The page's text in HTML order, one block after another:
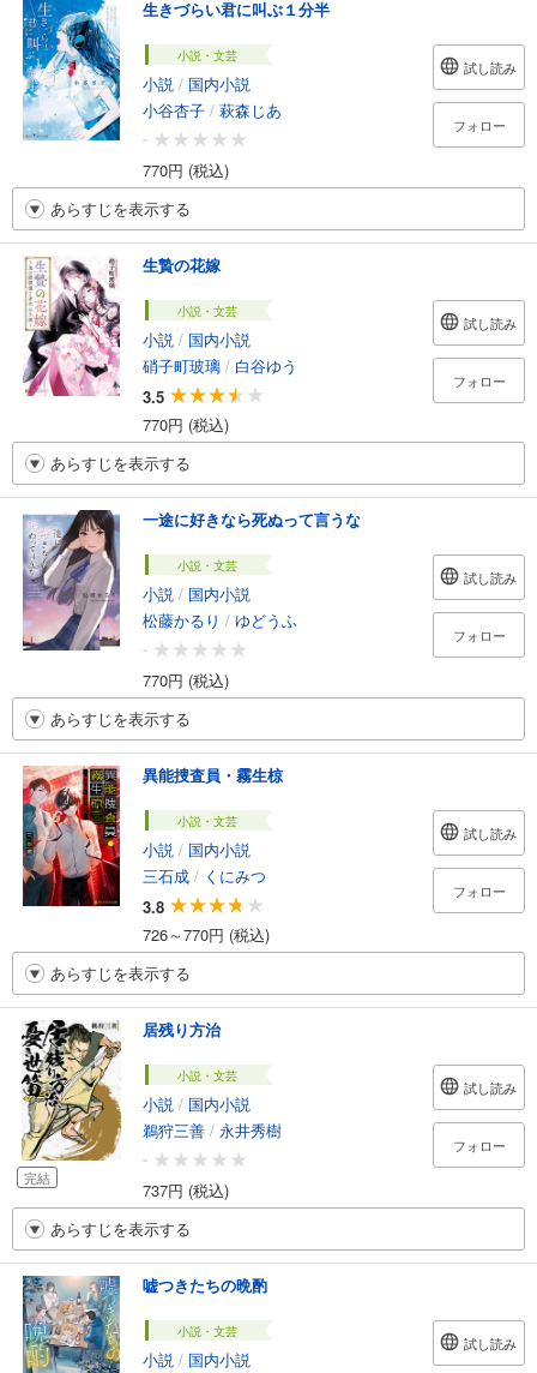
生きづらい君に叫ぶ１分半
小説・文芸
小説 / 国内小説
小谷杏子 / 萩森じあ
-
770円 (税込)
試し読み
フォロー
あらすじを表示する
生贄の花嫁
小説・文芸
小説 / 国内小説
硝子町玻璃 / 白谷ゆう
3.5
770円 (税込)
試し読み
フォロー
あらすじを表示する
一途に好きなら死ぬって言うな
小説・文芸
小説 / 国内小説
松藤かるり / ゆどうふ
-
770円 (税込)
試し読み
フォロー
あらすじを表示する
異能捜査員・霧生椋
小説・文芸
小説 / 国内小説
三石成 / くにみつ
3.8
726～770円 (税込)
試し読み
フォロー
あらすじを表示する
完結
居残り方治
小説・文芸
小説 / 国内小説
鵜狩三善 / 永井秀樹
-
737円 (税込)
試し読み
フォロー
あらすじを表示する
嘘つきたちの晩酌
小説・文芸
小説 / 国内小説
試し読み